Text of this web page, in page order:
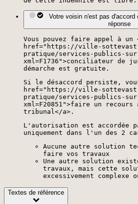
Votre voisin n'est pas d'accord
réponse
Vous pouvez faire appel à un
href="https://ville-
pratique/services-publics-
xml=F1736">conciliateur de
démarche est gratuite.
Si le désaccord persiste,
href="https://ville-
pratique/services-publics-
xml=F20851">faire un recours
tribunal</a>.
L'autorisation est accordée
uniquement dans l'un des 2
Aucune autre solution
faire vos travaux
Une autre solution
travaux, mais cette
excessivement complexe
Textes de référence